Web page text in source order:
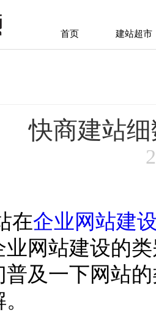
建站超市
建站超市
首页
首页
快商建站
企业网站建
业网站建设的
及一下网站